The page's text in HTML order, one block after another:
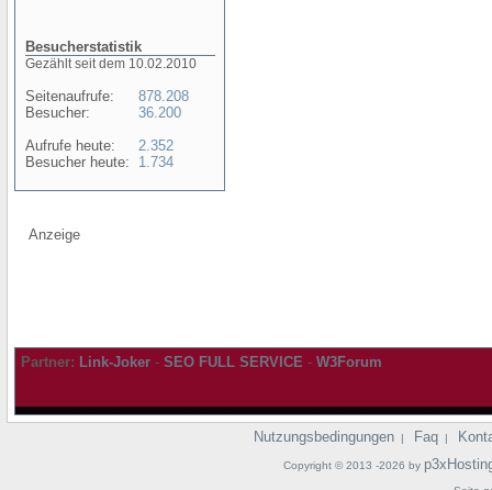
Besucherstatistik
Gezählt seit dem 10.02.2010
Seitenaufrufe:
Besucher:
Aufrufe heute:
Besucher heute:
878.208
36.200
2.352
1.734
Anzeige
Partner: Link-Joker - SEO FULL SERVICE - W3Forum
Nutzungsbedingungen | Faq |
Copyright © 2013 -2026 by